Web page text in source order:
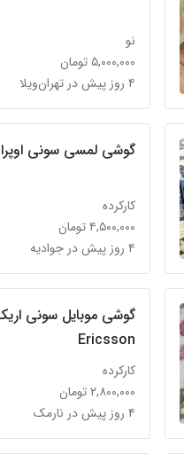
نو
۵,۰۰۰,۰۰۰ تومان
۴ روز پیش در تهران‌ویلا
گوشی لمسی سونی اوپرا z1
کارکرده
۴,۵۰۰,۰۰۰ تومان
۴ روز پیش در جوادیه
Ericsson
کارکرده
۲,۸۰۰,۰۰۰ تومان
۴ روز پیش در نارمک